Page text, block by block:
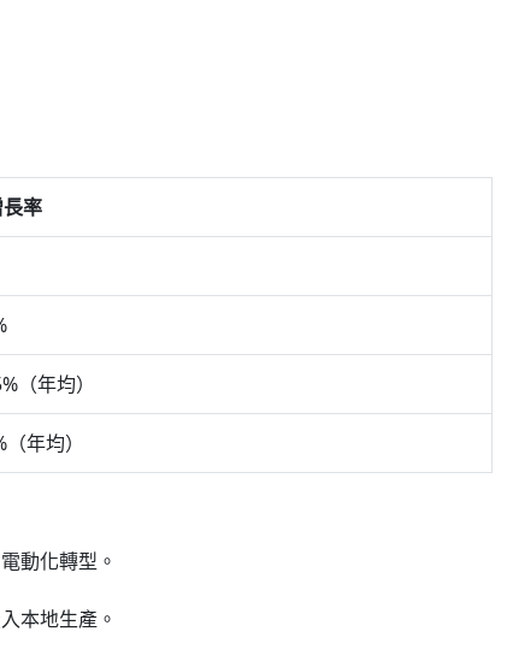
率
（年均）
年均）
動化轉型。
本地生產。